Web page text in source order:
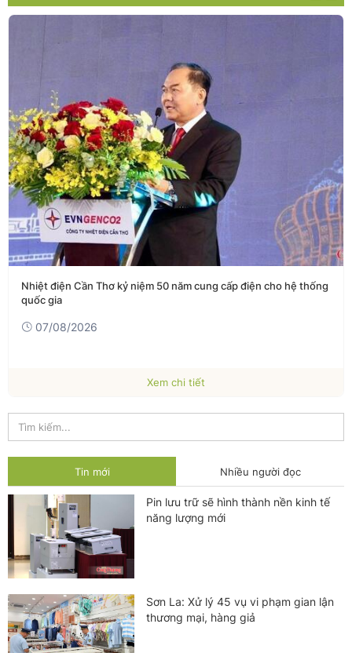
Nhiệt điện Cần Thơ kỷ niệm 50 năm cung cấp điện cho hệ thống
quốc gia
07/08/2026
Xem chi tiết
Tin mới Nhiều người đọc
Pin lưu trữ sẽ hình thành nền kinh tế
năng lượng mới
Sơn La: Xử lý 45 vụ vi phạm gian lận
thương mại, hàng giả